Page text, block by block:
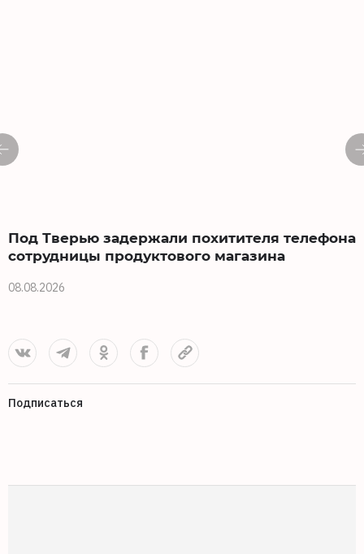
Под Тверью задержали похитителя телефона
сотрудницы продуктового магазина
08.08.2026
Подписаться